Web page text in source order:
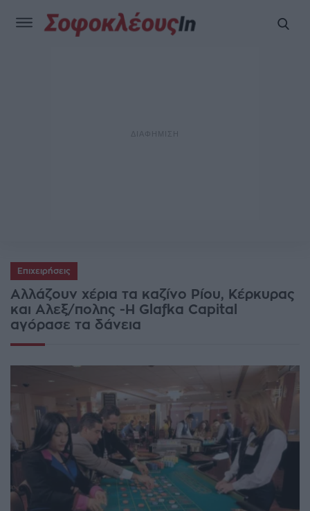
Επιχειρήσεις
Αλλάζουν χέρια τα καζίνο Ρίου, Κέρκυρας
και Αλεξ/πολης -Η Glafka Capital
αγόρασε τα δάνεια